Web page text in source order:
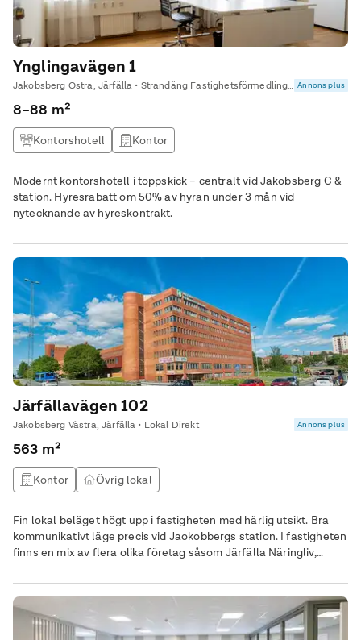
Ynglingavägen 1
Jakobsberg Östra, Järfälla • Strandäng Fastighetsförmedling Kommersiella Annons plus
8–88 m²
Kontorshotell Kontor
Modernt kontorshotell i toppskick – centralt vid Jakobsberg C &
station. Hyresrabatt om 50% av hyran under 3 mån vid
nytecknande av hyreskontrakt.
Järfällavägen 102
Jakobsberg Västra, Järfälla • Lokal Direkt Annons plus
563 m²
Kontor Övrig lokal
Fin lokal beläget högt upp i fastigheten med härlig utsikt. Bra
kommunikativt läge precis vid Jaokobbergs station. I fastigheten
finns en mix av flera olika företag såsom Järfälla Näringliv,
eller Vibblaby Vårdcentral!